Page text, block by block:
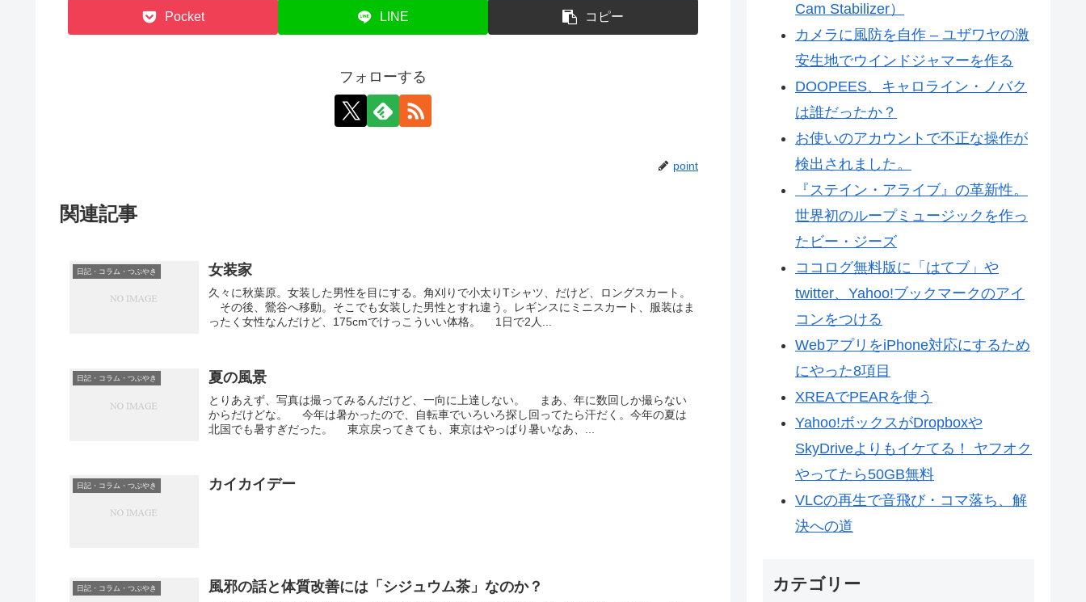
Pocket LINE コピー
フォローする
point
関連記事
日記・コラム・つぶやき 女装家
久々に秋葉原。女装した男性を目にする。角刈りで小太りTシャツ、だけど、ロングスカート。
その後、鶯谷へ移動。そこでも女装した男性とすれ違う。レギンスにミニスカート、服装はま
ったく女性なんだけど、175cmでけっこういい体格。 1日で2人...
日記・コラム・つぶやき 夏の風景
とりあえず、写真は撮ってみるんだけど、一向に上達しない。 まあ、年に数回しか撮らない
からだけどな。 今年は暑かったので、自転車でいろいろ探し回ってたら汗だく。今年の夏は
北国でも暑すぎだった。 東京戻ってきても、東京はやっぱり暑いなあ、...
日記・コラム・つぶやき カイカイデー
日記・コラム・つぶやき 風邪の話と体質改善には「シジュウム茶」なのか？
Cam Stabilizer）
カメラに風防を自作 – ユザワヤの激
安生地でウインドジャマーを作る
DOOPEES、キャロライン・ノバク
は誰だったか？
お使いのアカウントで不正な操作が
検出されました。
『ステイン・アライブ』の革新性。
世界初のループミュージックを作っ
たビー・ジーズ
ココログ無料版に「はてブ」や
twitter、Yahoo!ブックマークのアイ
コンをつける
WebアプリをiPhone対応にするため
にやった8項目
XREAでPEARを使う
Yahoo!ボックスがDropboxや
SkyDriveよりもイケてる！ ヤフオク
やってたら50GB無料
VLCの再生で音飛び・コマ落ち、解
決への道
カテゴリー